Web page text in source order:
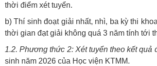
thời điểm xét tuyển.
b) Thí sinh đoạt giải nhất, nhì, ba kỳ thi
thời gian đạt giải không quá 3 năm tính tới
1.2. Phương thức 2:Xét tuyển theo kết quả
sinh năm 2026 của Học viện KTMM.